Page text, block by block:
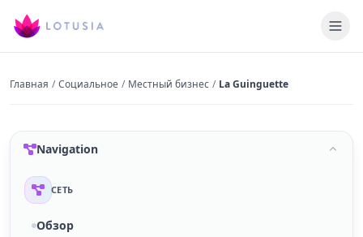
Главная / Социальное / Местный бизнес / La Guinguette
Navigation
СЕТЬ
Обзор